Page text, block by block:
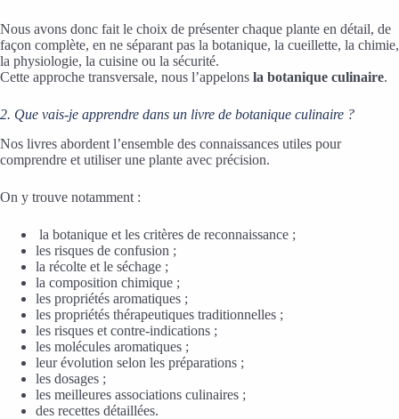
Nous avons donc fait le choix de présenter chaque plante en détail, de
façon complète, en ne séparant pas la botanique, la cueillette, la chimie,
la physiologie, la cuisine ou la sécurité.
Cette approche transversale, nous l’appelons la botanique culinaire.
2. Que vais-je apprendre dans un livre de botanique culinaire ?
Nos livres abordent l’ensemble des connaissances utiles pour
comprendre et utiliser une plante avec précision.
On y trouve notamment :
la botanique et les critères de reconnaissance ;
les risques de confusion ;
la récolte et le séchage ;
la composition chimique ;
les propriétés aromatiques ;
les propriétés thérapeutiques traditionnelles ;
les risques et contre-indications ;
les molécules aromatiques ;
leur évolution selon les préparations ;
les dosages ;
les meilleures associations culinaires ;
des recettes détaillées.